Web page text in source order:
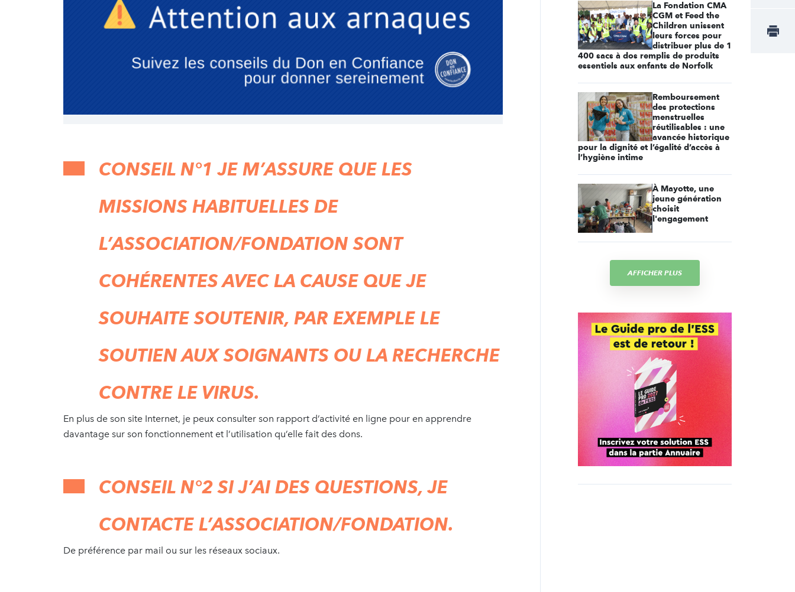
CONSEIL N°1 JE M’ASSURE QUE LES
MISSIONS HABITUELLES DE
L’ASSOCIATION/FONDATION SONT
COHÉRENTES AVEC LA CAUSE QUE JE
SOUHAITE SOUTENIR, PAR EXEMPLE LE
SOUTIEN AUX SOIGNANTS OU LA RECHERCHE
CONTRE LE VIRUS.
En plus de son site Internet, je peux consulter son rapport d’activité en ligne pour en apprendre
davantage sur son fonctionnement et l’utilisation qu’elle fait des dons.
CONSEIL N°2 SI J’AI DES QUESTIONS, JE
CONTACTE L’ASSOCIATION/FONDATION.
De préférence par mail ou sur les réseaux sociaux.
La Fondation CMA
CGM et Feed the
Children unissent
leurs forces pour
distribuer plus de 1
400 sacs à dos remplis de produits
essentiels aux enfants de Norfolk
Remboursement
des protections
menstruelles
réutilisables : une
avancée historique
pour la dignité et l’égalité d’accès à
l’hygiène intime
À Mayotte, une
jeune génération
choisit
l'engagement
AFFICHER PLUS